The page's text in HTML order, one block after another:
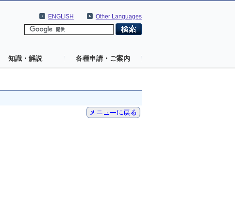
Other Languages
ENGLISH
知識・解説 各種申請・ご案内